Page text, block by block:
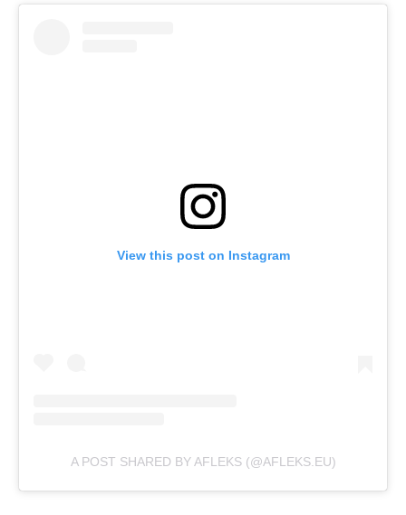
View this post on Instagram
A POST SHARED BY AFLEKS (@AFLEKS.EU)